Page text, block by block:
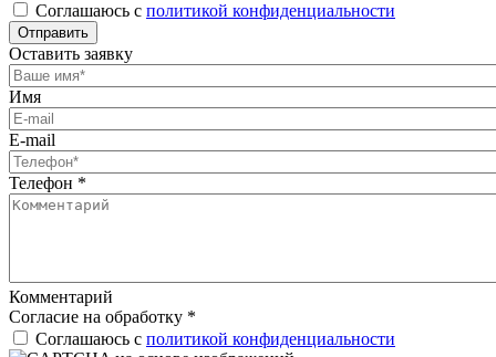
Соглашаюсь с политикой конфиденциальности
Отправить
Оставить заявку
Имя
E-mail
Телефон *
Комментарий
Согласие на обработку *
Соглашаюсь с политикой конфиденциальности